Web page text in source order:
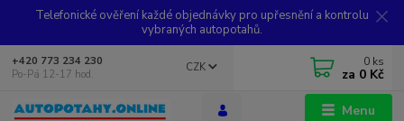
Telefonické ověření každé objednávky pro upřesnění a kontrolu
vybraných autopotahů.
Menu
CZK
+420 773 234 230
Po-Pá 12-17 hod.
0 ks
za 0 Kč